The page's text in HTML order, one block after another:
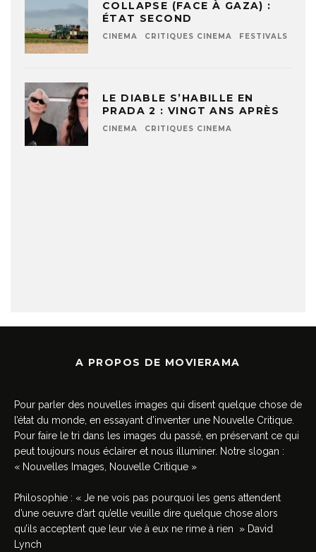
COLLAPSE (FACE À GAZA) :
ÉTAT SECOND
CINEMA CRITIQUES CINEMA FESTIVALS
LE DIABLE S’HABILLE EN
PRADA 2 : VINGT ANS APRÈS
CINEMA CRITIQUES CINEMA
A PROPOS DE MOVIERAMA
Pour parler des nouvelles images qui disent quelque chose de
l’état du monde, en essayant d’inventer une Nouvelle Critique.
Pour faire le tri dans les images du passé, en préservant ce qui
peut toujours nous éclairer et nous illuminer. Notre slogan :
« Nouvelles Images, Nouvelle Critique »
Philosophie : « Je ne vois pas pourquoi les gens attendent
d’une oeuvre d’art qu’elle veuille dire quelque chose alors
qu’ils acceptent que leur vie à eux ne rime à rien » David
Lynch